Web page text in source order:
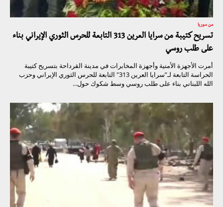
من سوريا
تسريح كتيبة من سرايا العرين 313 التابعة للحرس الثوري الإيراني بناء
على طلب روسي
أمرت الأجهزة الأمنية وأجهزة المخابرات في مدينة القرداحة بتسريح كتيبة
الحراسة التابعة لـ”سرايا العرين 313″ التابعة للحرس الثوري الإيراني وحزب
الله اللبناني بناء على طلب روسي وسط شكوك حول...